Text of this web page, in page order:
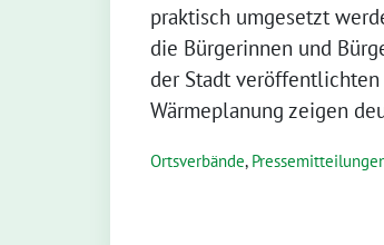
praktisch umgesetzt
die Bürgerinnen und
der Stadt
Wärmeplanung zeigen
Ortsverbände,